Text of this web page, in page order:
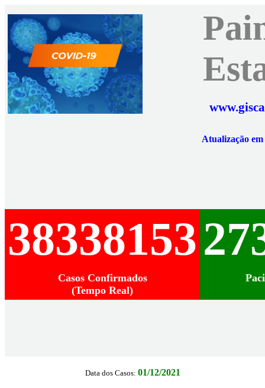
Atualização
38338153
Casos Confirmados
(Tempo Real)
Data dos Casos: 01/12/2021